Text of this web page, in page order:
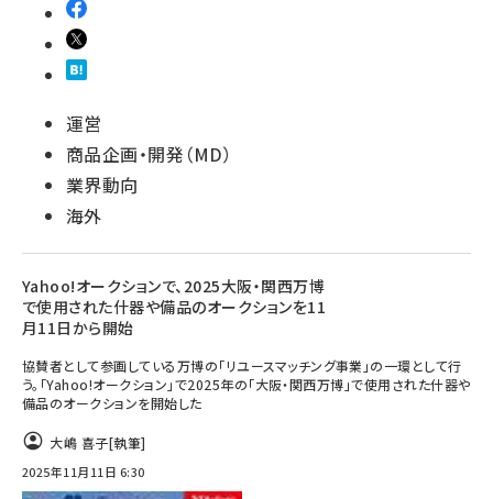
運営
商品企画・開発（MD）
業界動向
海外
Yahoo!オークションで、2025大阪・関西万博
で使用された什器や備品のオークションを11
月11日から開始
協賛者として参画している万博の「リユースマッチング事業」の一環として行
う。「Yahoo!オークション」で2025年の「大阪・関西万博」で使用された什器や
備品のオークションを開始した
大嶋 喜子[執筆]
2025年11月11日 6:30